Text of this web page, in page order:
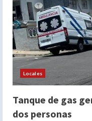
Locales
Tanque de gas
dos personas